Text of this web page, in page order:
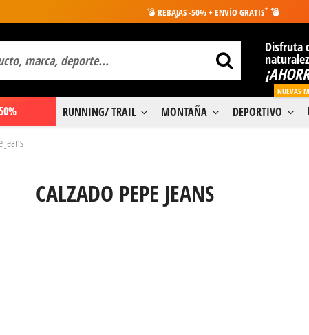
💣 REBAJAS -50% + ENVÍO GRATIS* 💣
Disfruta
RUNNING/ TRAIL MONTAÑA DEPORTIVO
NUEVAS
Jeans
CALZADO PEPE JEANS